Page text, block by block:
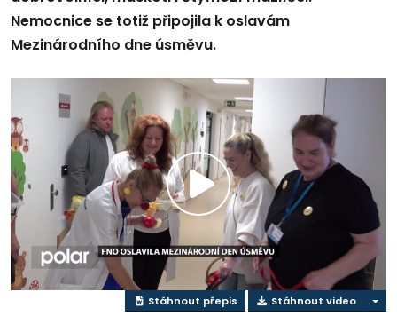
Nemocnice se totiž připojila k oslavám
Mezinárodního dne úsměvu.
Přehrát
video
Stáhnout přepis Stáhnout video